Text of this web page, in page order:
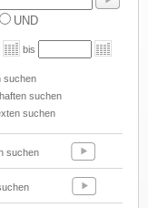
UND
bis
suchen
suchen
suchen
suchen